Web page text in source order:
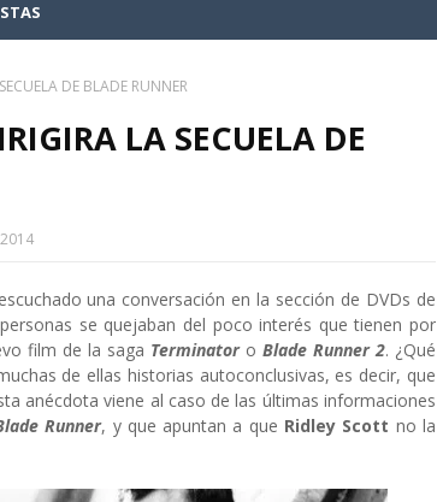
DE BLADE RUNNER
LA SECUELA DE
una conversación en la sección de DVDs de
se quejaban del poco interés que tienen por
film de la saga Terminator o Blade Runner 2. ¿Qué
de ellas historias autoconclusivas, es decir, que
anécdota viene al caso de las últimas informaciones
Runner, y que apuntan a que Ridley Scott no la